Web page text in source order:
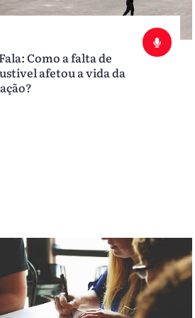
Como a falta de
afetou a vida da